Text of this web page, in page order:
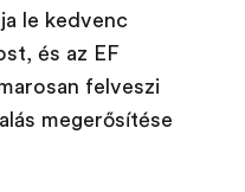
le kedvenc
és az EF
felveszi
megerősítése